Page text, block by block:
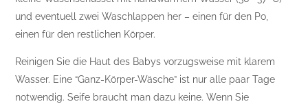
und eventuell zwei Waschlappen her – einen für den Po,
einen für den restlichen Körper.
Reinigen Sie die Haut des Babys vorzugsweise mit klarem
Wasser. Eine “Ganz-Körper-Wäsche” ist nur alle paar Tage
notwendig. Seife braucht man dazu keine. Wenn Sie